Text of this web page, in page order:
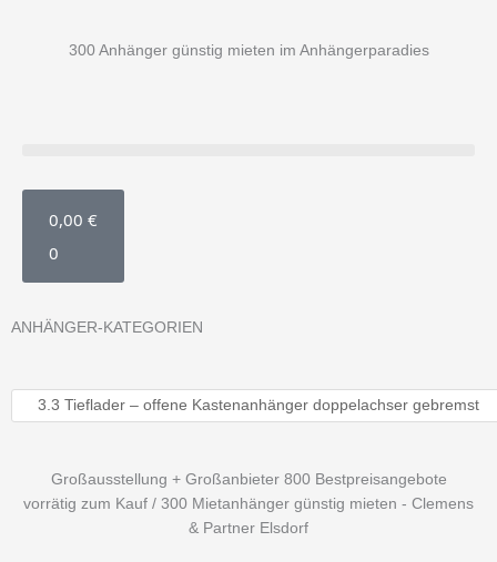
300 Anhänger günstig mieten im Anhängerparadies
0,00 €
0
ANHÄNGER-KATEGORIEN
Großausstellung + Großanbieter 800 Bestpreisangebote
vorrätig zum Kauf / 300 Mietanhänger günstig mieten - Clemens
& Partner Elsdorf